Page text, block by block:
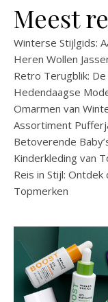
Meest
Winterse Stijlgids:
Heren Wollen
Retro Terugblik:
Hedendaagse
Omarmen van
Assortiment
Betoverende
Kinderkleding van
Reis in Stijl:
Topmerken